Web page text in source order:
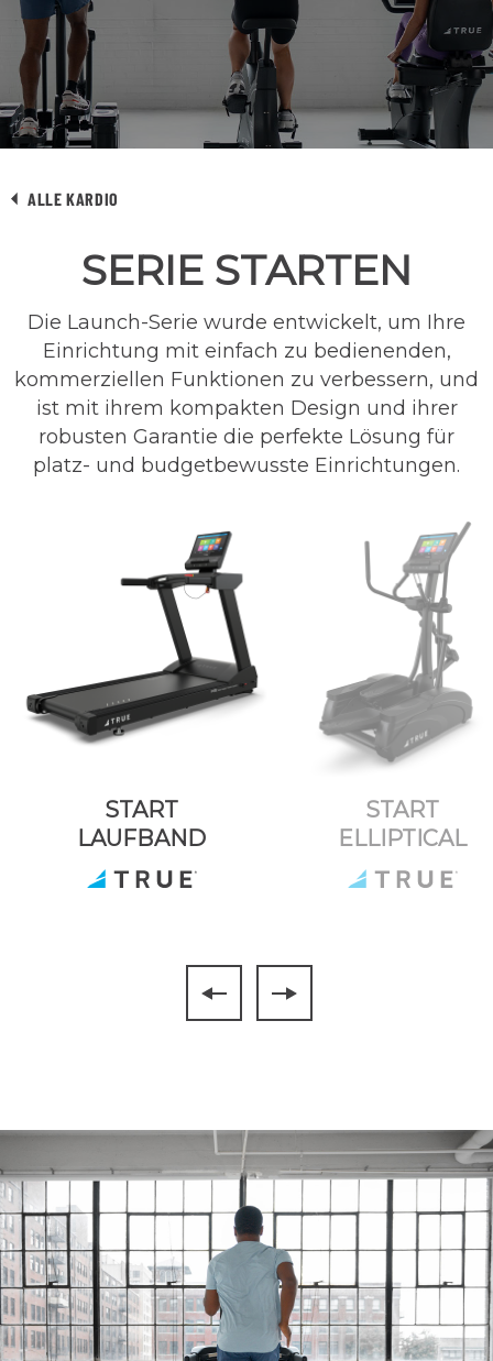
ALLE KARDIO
SERIE STARTEN
Die Launch-Serie wurde entwickelt, um Ihre
Einrichtung mit einfach zu bedienenden,
kommerziellen Funktionen zu verbessern, und
ist mit ihrem kompakten Design und ihrer
robusten Garantie die perfekte Lösung für
platz- und budgetbewusste Einrichtungen.
START
LAUFBAND
START
ELLIPTICAL